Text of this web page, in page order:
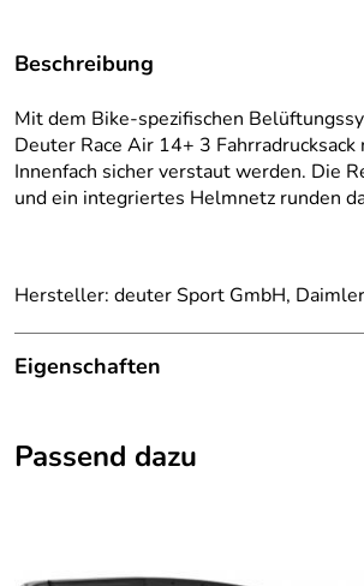
Beschreibung
Mit dem Bike-spezifischen
Deuter Race Air 14+ 3
Innenfach sicher verstaut werden. Die
und ein integriertes Helmnetz runden
Hersteller: deuter Sport GmbH,
Eigenschaften
Gewicht:
ca. 940 g
Passend dazu